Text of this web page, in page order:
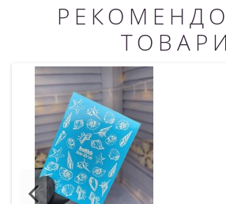
ТОВАРИ